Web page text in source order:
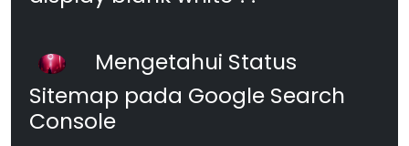
Mengetahui Status
Sitemap pada Google Search
Console